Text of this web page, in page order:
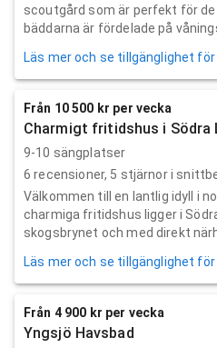
scoutgård som är perfekt för
bäddarna är fördelade på
Läs mer och se tillgänglighet
Från 10 500 kr per vecka
Charmigt fritidshus i Södra
9-10 sängplatser
6 recensioner, 5 stjärnor i
Välkommen till en lantlig idyll i
charmiga fritidshus ligger i
skogsbrynet och med direkt
Läs mer och se tillgänglighet
Från 4 900 kr per vecka
Yngsjö Havsbad